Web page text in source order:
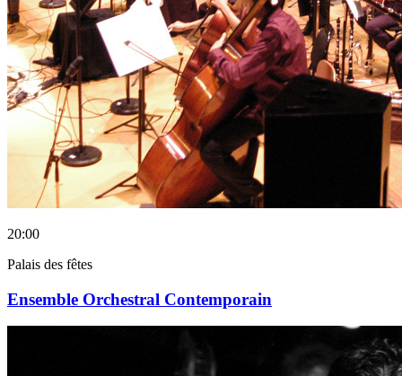
20:00
Palais des fêtes
Ensemble Orchestral Contemporain